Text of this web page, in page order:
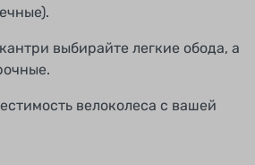
выбирайте легкие обода, а
велоколеса с вашей